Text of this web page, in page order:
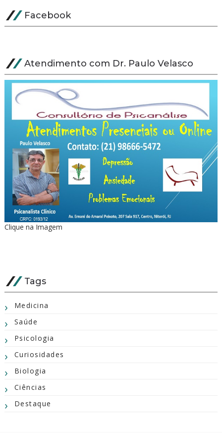
Facebook
Atendimento com Dr. Paulo Velasco
Clique na Imagem
Tags
Medicina
Saúde
Psicologia
Curiosidades
Biologia
Ciências
Destaque